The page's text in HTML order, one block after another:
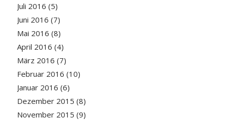
Juli 2016 (5)
Juni 2016 (7)
Mai 2016 (8)
April 2016 (4)
März 2016 (7)
Februar 2016 (10)
Januar 2016 (6)
Dezember 2015 (8)
November 2015 (9)